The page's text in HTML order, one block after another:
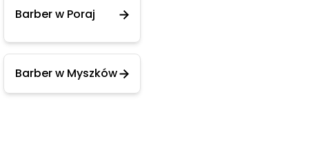
Barber w Poraj
Barber w Myszków